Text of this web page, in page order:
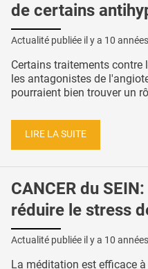
de certains
Actualité publiée il y a 10
Certains traitements contre
les antagonistes de
pourraient bien trouver un
LIRE LA SUITE
CANCER du
réduire le stress
Actualité publiée il y a 10
La méditation est efficace